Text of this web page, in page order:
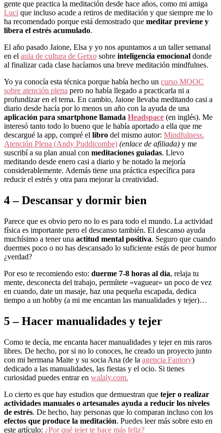
gente que practica la meditación desde hace años, como mi amiga
Luci que incluso acude a retiros de meditación y que siempre me lo
ha recomendado porque está demostrado que meditar previene y
libera el estrés acumulado.
El año pasado Jaione, Elsa y yo nos apuntamos a un taller semanal
en el aula de cultura de Getxo sobre inteligencia emocional donde
al finalizar cada clase hacíamos una breve meditación mindfulnes.
Yo ya conocía esta técnica porque había hecho un curso MOOC
sobre atención plena pero no había llegado a practicarla ni a
profundizar en el tema. En cambio, Jaione llevaba meditando casi a
diario desde hacía por lo menos un año con la ayuda de una
aplicación para smartphone llamada Headspace (en inglés). Me
interesó tanto todo lo bueno que le había aportado a ella que me
descargué la app, compré el libro del mismo autor: Mindfulness.
Atención Plena (Andy Puddicombe) (enlace de afiliada) y me
suscribí a su plan anual con meditaciones guiadas. Llevo
meditando desde enero casi a diario y he notado la mejoría
considerablemente. Además tiene una práctica específica para
reducir el estrés y otra para mejorar la creatividad.
4 – Descansar y dormir bien
Parece que es obvio pero no lo es para todo el mundo. La actividad
física es importante pero el descanso también. El descanso ayuda
muchísimo a tener una actitud mental positiva. Seguro que cuando
duermes poco o no has descansado lo suficiente estás de peor humor
¿verdad?
Por eso te recomiendo esto: duerme 7-8 horas al día, relaja tu
mente, desconecta del trabajo, permítete «vaguear» un poco de vez
en cuando, date un masaje, haz una pequeña escapada, dedica
tiempo a un hobby (a mi me encantan las manualidades y tejer)…
5 – Hacer manualidades y tejer
Como te decía, me encanta hacer manualidades y tejer en mis raros
libres. De hecho, por si no lo conoces, he creado un proyecto junto
con mi hermana Maite y su socia Ana (de la agencia Fantory)
dedicado a las manualidades, las fiestas y el ocio. Si tienes
curiosidad puedes entrar en walaly.com.
Lo cierto es que hay estudios que demuestran que tejer o realizar
actividades manuales o artesanales ayuda a reducir los niveles
de estrés. De hecho, hay personas que lo comparan incluso con los
efectos que produce la meditación. Puedes leer más sobre esto en
este artículo: ¿Por qué tejer te hace más feliz?